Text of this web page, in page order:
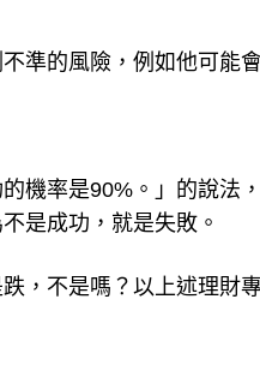
準的風險，例如他可能
機率是90%。」的說法
是成功，就是失敗。
，不是嗎？以上述理財